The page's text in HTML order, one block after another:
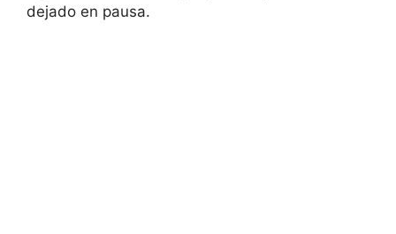
dejado en pausa.